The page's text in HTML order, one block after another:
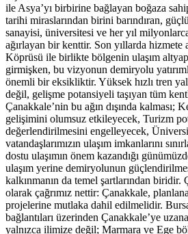
ile Asya’yı birbirine bağlayan boğaza
tarihi miraslarından birini barındıran,
sanayisi, üniversitesi ve her yıl
ağırlayan bir kenttir. Son yıllarda hizmete
Köprüsü ile birlikte bölgenin ulaşım
girmişken, bu vizyonun demiryolu
önemli bir eksikliktir. Yüksek hızlı tren
değil, gelişme potansiyeli taşıyan tüm
Çanakkale’nin bu ağın dışında kalması;
gelişimini olumsuz etkileyecek, Turizm
değerlendirilmesini engelleyecek,
vatandaşlarımızın ulaşım imkanlarını
dostu ulaşımın önem kazandığı
ulaşım yerine demiryolunun
kalkınmanın da temel şartlarından
olarak çağrımız nettir: Çanakkale,
projelerine mutlaka dahil edilmelidir.
bağlantıları üzerinden Çanakkale’ye
yalnızca ilimize değil; Marmara ve Ege